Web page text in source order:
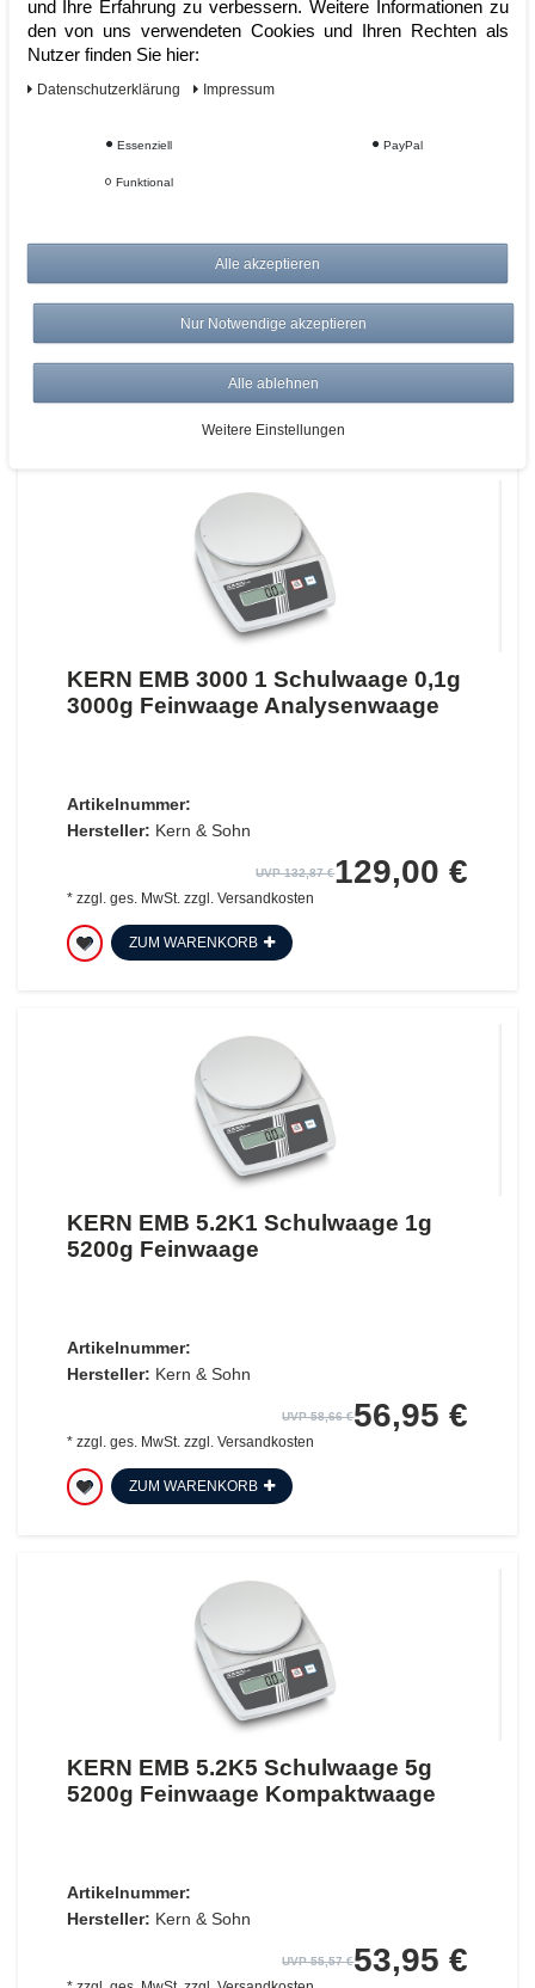
Hersteller: Kern & Sohn
UVP 58,66 €56,95 €
KERN EMB 3000 1 Schulwaage 0,1g
3000g Feinwaage Analysenwaage
Artikelnummer:
Hersteller: Kern & Sohn
UVP 132,87 €129,00 €
* zzgl. ges. MwSt. zzgl. Versandkosten
ZUM WARENKORB
KERN EMB 5.2K1 Schulwaage 1g
5200g Feinwaage
Artikelnummer:
Hersteller: Kern & Sohn
UVP 58,66 €56,95 €
* zzgl. ges. MwSt.zzgl. Versandkosten
ZUM WARENKORB
KERN EMB 5.2K5 Schulwaage 5g
5200g Feinwaage Kompaktwaage
Artikelnummer:
Hersteller: Kern & Sohn
UVP 55,57 €53,95 €
und Ihre Erfahrung zu verbessern. Weitere Informationen zu
den von uns verwendeten Cookies und Ihren Rechten als
Nutzer finden Sie hier:
Daten­schutz­erklärung Impressum
Essenziell PayPal
Funktional
Alle akzeptieren
Nur Notwendige akzeptieren
Alle ablehnen
Weitere Einstellungen